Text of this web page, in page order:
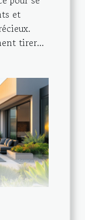
et
tirer...